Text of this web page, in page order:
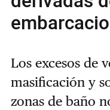
Los excesos de
masificación y
zonas de baño